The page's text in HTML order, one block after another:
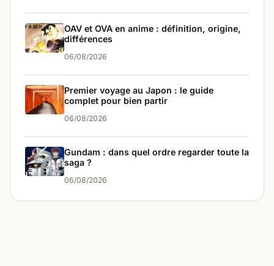
OAV et OVA en anime : définition, origine,
différences
06/08/2026
Premier voyage au Japon : le guide
complet pour bien partir
06/08/2026
Gundam : dans quel ordre regarder toute la
saga ?
06/08/2026